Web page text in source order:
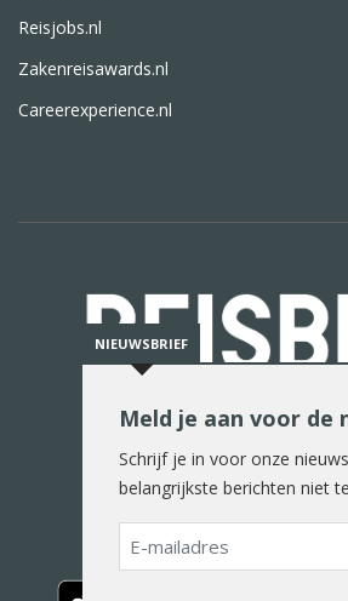
Reisjobs.nl
Zakenreisawards.nl
Careerexperience.nl
De reiswereld in woord
NIEUWSBRIEF
Meld je aan voor de
Schrijf je in voor onze
belangrijkste berichten niet
E-
mailadres